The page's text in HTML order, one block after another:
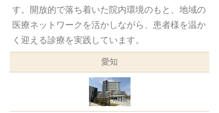
す。開放的で落ち着いた院内環境のもと、地域の
医療ネットワークを活かしながら、患者様を温か
く迎える診療を実践しています。
愛知